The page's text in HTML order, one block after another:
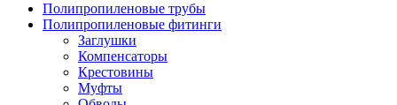
Полипропиленовые трубы
Полипропиленовые фитинги
Заглушки
Компенсаторы
Крестовины
Муфты